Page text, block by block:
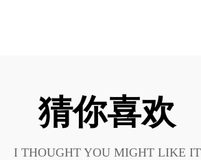
猜你喜欢
I THOUGHT YOU MIGHT LIKE IT